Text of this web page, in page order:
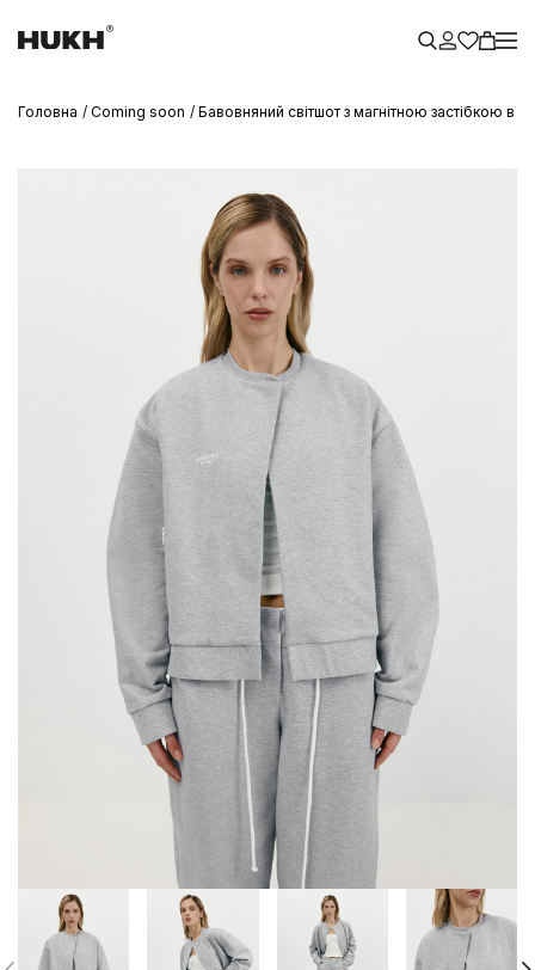
Головна Coming soon Бавовняний світшот з магнітною застібкою в